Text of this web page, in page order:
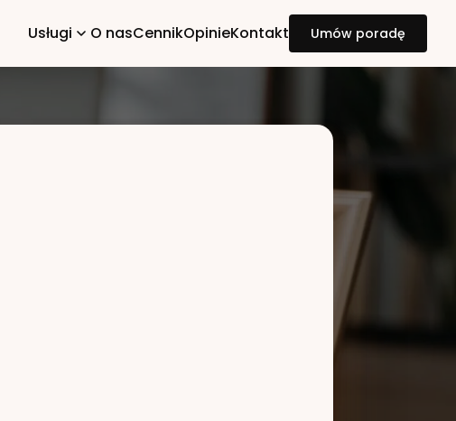
Usługi O nasCennikOpinieKontakt Umów poradę